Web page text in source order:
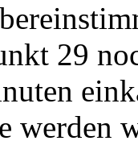
29
werden